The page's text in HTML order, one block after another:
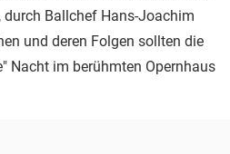
Ballchef Hans-Joachim
und deren Folgen sollten die
Nacht im berühmten Opernhaus